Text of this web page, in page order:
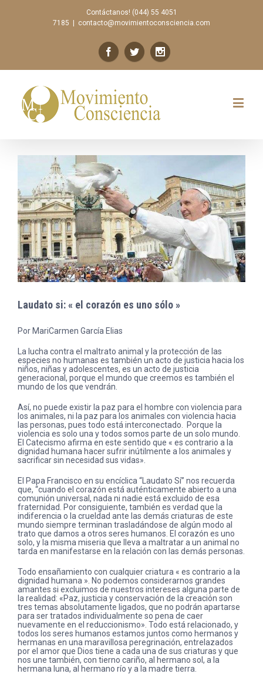
Contáctanos! (044) 55 4051
7185
contacto@movimientoconsciencia.com
Next
Laudato si: « el corazón es uno sólo »
Por MariCarmen García Elias
La lucha contra el maltrato animal y la protección de las
especies no humanas es también un acto de justicia hacia los
niños, niñas y adolescentes, es un acto de justicia
generacional, porque el mundo que creemos es también el
mundo de los que vendrán.
Así, no puede existir la paz para el hombre con violencia para
los animales, ni la paz para los animales con violencia hacia
las personas, pues todo está interconectado. Porque la
violencia es solo una y todos somos parte de un solo mundo.
El Catecismo afirma en este sentido que « es contrario a la
dignidad humana hacer sufrir inútilmente a los animales y
sacrificar sin necesidad sus vidas».
El Papa Francisco en su encíclica “Laudato Sí” nos recuerda
que, “cuando el corazón está auténticamente abierto a una
comunión universal, nada ni nadie está excluido de esa
fraternidad. Por consiguiente, también es verdad que la
indiferencia o la crueldad ante las demás criaturas de este
mundo siempre terminan trasladándose de algún modo al
trato que damos a otros seres humanos. El corazón es uno
solo, y la misma miseria que lleva a maltratar a un animal no
tarda en manifestarse en la relación con las demás personas.
Todo ensañamiento con cualquier criatura « es contrario a la
dignidad humana ». No podemos considerarnos grandes
amantes si excluimos de nuestros intereses alguna parte de
la realidad: «Paz, justicia y conservación de la creación son
tres temas absolutamente ligados, que no podrán apartarse
para ser tratados individualmente so pena de caer
nuevamente en el reduccionismo». Todo está relacionado, y
todos los seres humanos estamos juntos como hermanos y
hermanas en una maravillosa peregrinación, entrelazados
por el amor que Dios tiene a cada una de sus criaturas y que
nos une también, con tierno cariño, al hermano sol, a la
hermana luna, al hermano río y a la madre tierra.